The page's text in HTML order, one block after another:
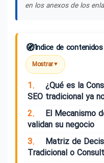
en los anexos de los
🧭Índice de contenidos
Mostrar▼
1.
¿Qué es la
SEO tradicional ya
2.
El Mecanismo
validan su negocio
3.
Matriz de
Tradicional o